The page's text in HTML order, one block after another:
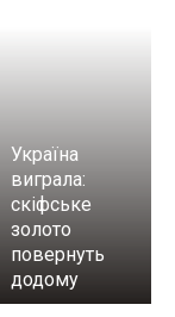
Україна
виграла:
скіфське
золото
повернуть
додому